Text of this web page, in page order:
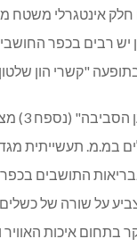
אינטגרלי משטח
יש רבים בכפר
"קשרי הון
דו"ח
במ.מ. תעשייתית
התושבים בכפר
על שורה של כשלים
בתחום איכות האוויר